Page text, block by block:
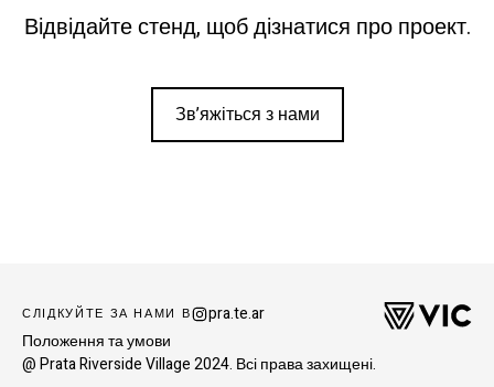
Відвідайте стенд, щоб дізнатися про проект.
Зв’яжіться з нами
СЛІДКУЙТЕ ЗА НАМИ В pra.te.ar
@ Prata Riverside Village 2024. Всі права захищені.
Положення та умови